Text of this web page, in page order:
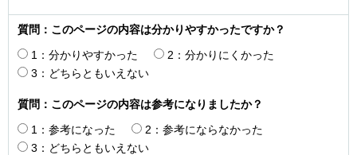
質問：このページの内容は分かりやすかったですか？
1：分かりやすかった
2：分かりにくかった
3：どちらともいえない
質問：このページの内容は参考になりましたか？
1：参考になった
2：参考にならなかった
3：どちらともいえない